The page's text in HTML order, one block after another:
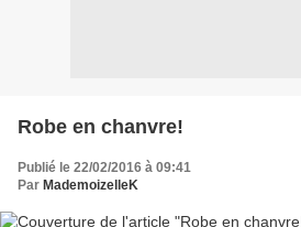
Robe en chanvre!
Publié le 22/02/2016 à 09:41
Par MademoizelleK